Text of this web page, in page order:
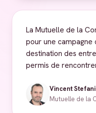
La Mutuelle de la
pour une
destination des
permis de
Vincent Stefani
Mutuelle de la